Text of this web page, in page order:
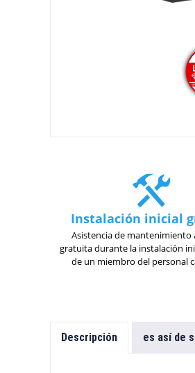
Instalación inicial
Asistencia de mantenimiento
gratuita durante la instalación
de un miembro del personal
Descripción es así de